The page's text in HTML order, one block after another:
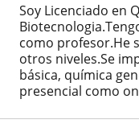
Soy Licenciado en
como profesor.He
otros niveles.Se
básica, química
presencial como